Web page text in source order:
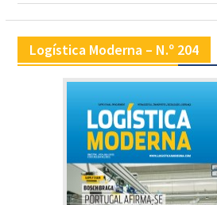
Logística Moderna – N.º 204